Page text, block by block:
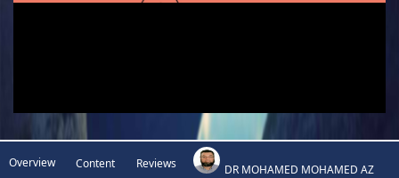
Overview Content Reviews DR MOHAMED MOHAMED AZ